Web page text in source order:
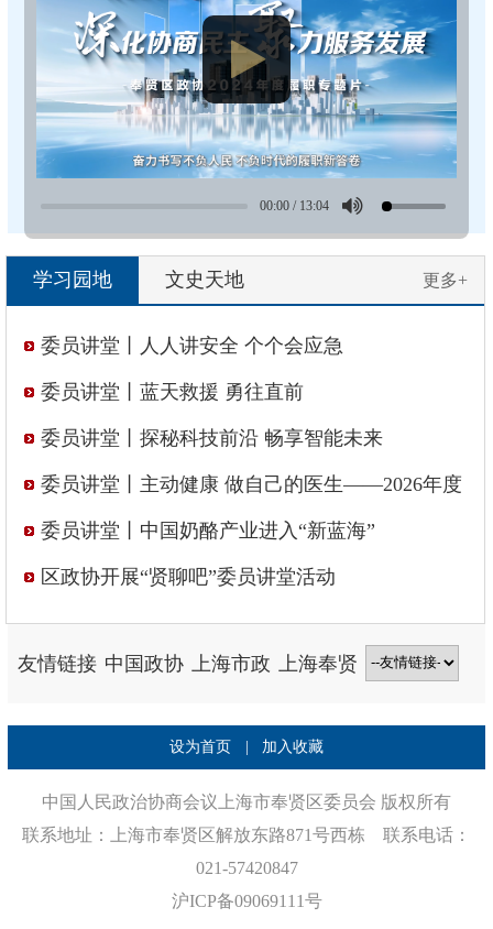
00:00 / 13:04
更多+
学习园地 文史天地
委员讲堂丨人人讲安全 个个会应急
委员讲堂丨蓝天救援 勇往直前
委员讲堂丨探秘科技前沿 畅享智能未来
委员讲堂丨主动健康 做自己的医生——2026年度
区政协“贤聊吧”委员讲堂开讲啦！
委员讲堂丨中国奶酪产业进入“新蓝海”
区政协开展“贤聊吧”委员讲堂活动
友情链接 中国政协 上海市政
协
上海奉贤
门户网站
设为首页 加入收藏
中国人民政治协商会议上海市奉贤区委员会 版权所有
联系地址：上海市奉贤区解放东路871号西栋 联系电话：
021-57420847
沪ICP备09069111号